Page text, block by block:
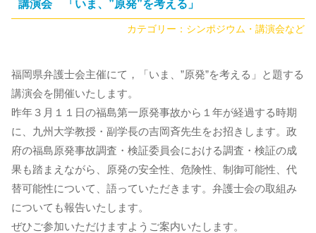
講演会 「いま、”原発”を考える」
カテゴリー： シンポジウム・講演会など
福岡県弁護士会主催にて，「いま、”原発”を考える」と題する
講演会を開催いたします。
昨年３月１１日の福島第一原発事故から１年が経過する時期
に、九州大学教授・副学長の吉岡斉先生をお招きします。政
府の福島原発事故調査・検証委員会における調査・検証の成
果も踏まえながら、原発の安全性、危険性、制御可能性、代
替可能性について、語っていただきます。弁護士会の取組み
についても報告いたします。
ぜひご参加いただけますようご案内いたします。